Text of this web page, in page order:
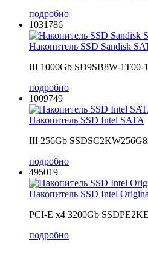
подробно
1031786
Накопитель SSD Sandisk
III 1000Gb SD9SB8W-1T00-
подробно
1009749
Накопитель SSD Intel SATA
III 256Gb
подробно
495019
Накопитель SSD Intel
PCI-E x4 3200Gb
подробно